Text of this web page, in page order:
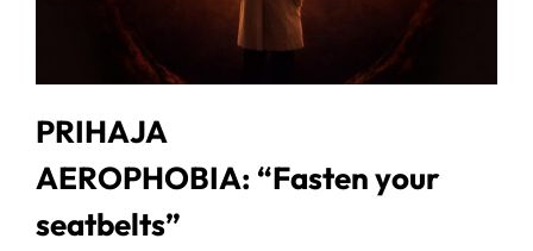
PRIHAJA
AEROPHOBIA: “Fasten your
seatbelts”